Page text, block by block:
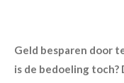
Geld besparen door
is de bedoeling